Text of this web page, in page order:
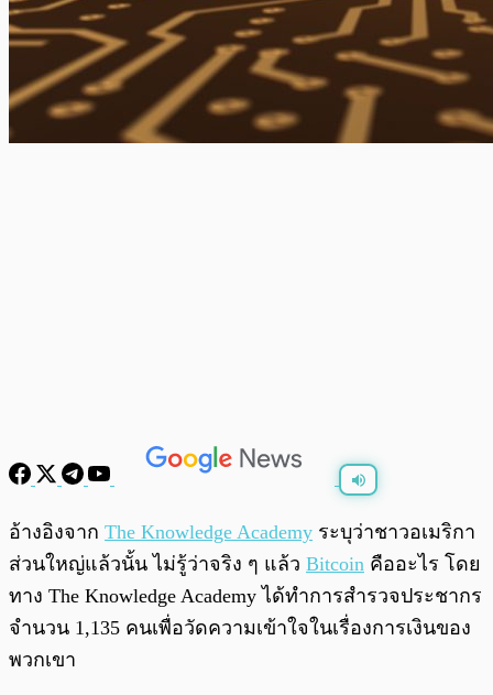
0:00
อ้างอิงจาก The Knowledge Academy ระบุว่าชาวอเมริกา
ส่วนใหญ่แล้วนั้น ไม่รู้ว่าจริง ๆ แล้ว Bitcoin คืออะไร โดย
ทาง The Knowledge Academy ได้ทำการสำรวจประชากร
จำนวน 1,135 คนเพื่อวัดความเข้าใจในเรื่องการเงินของ
พวกเขา